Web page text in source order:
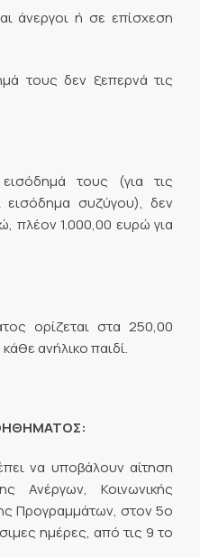
άνεργοι ή σε επίσχεση
τους δεν ξεπερνά τις
τους (για τις
εισόδημα συζύγου), δεν
πλέον 1.000,00 ευρώ για
ορίζεται στα 250,00
ανήλικο παιδί.
να υποβάλουν αίτηση
Ανέργων, Κοινωνικής
Προγραμμάτων, στον 5ο
ημέρες, από τις 9 το